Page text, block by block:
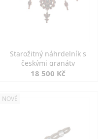
Starožitný náhrdelník s
českými granáty
18 500 Kč
NOVÉ